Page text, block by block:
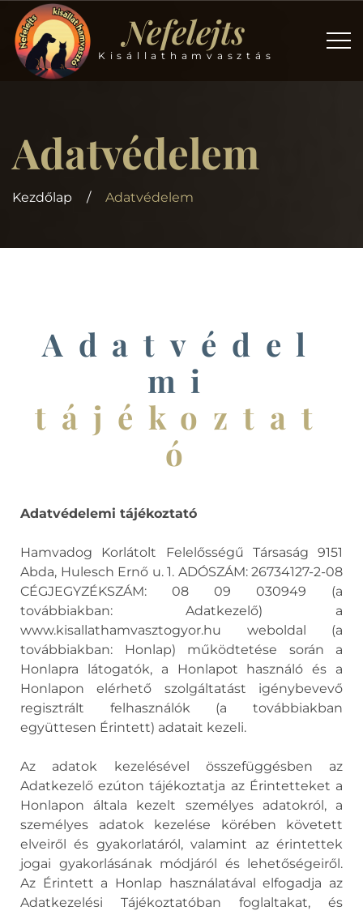
Nefelejts
Kisállathamvasztás
Adatvédelem
Kezdőlap / Adatvédelem
Adatvédel
mi
tájékoztat
ó
Adatvédelemi tájékoztató
Hamvadog Korlátolt Felelősségű Társaság 9151
Abda, Hulesch Ernő u. 1. ADÓSZÁM: 26734127-2-08
CÉGJEGYZÉKSZÁM: 08 09 030949 (a
továbbiakban: Adatkezelő) a
www.kisallathamvasztogyor.hu weboldal (a
továbbiakban: Honlap) működtetése során a
Honlapra látogatók, a Honlapot használó és a
Honlapon elérhető szolgáltatást igénybevevő
regisztrált felhasználók (a továbbiakban
együttesen Érintett) adatait kezeli.
Az adatok kezelésével összefüggésben az
Adatkezelő ezúton tájékoztatja az Érintetteket a
Honlapon általa kezelt személyes adatokról, a
személyes adatok kezelése körében követett
elveiről és gyakorlatáról, valamint az érintettek
jogai gyakorlásának módjáról és lehetőségeiről.
Az Érintett a Honlap használatával elfogadja az
Adatkezelési Tájékoztatóban foglaltakat, és